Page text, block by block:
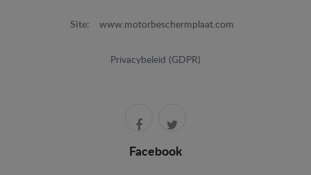
Site: www.motorbeschermplaat.com
Privacybeleid (GDPR)
Facebook